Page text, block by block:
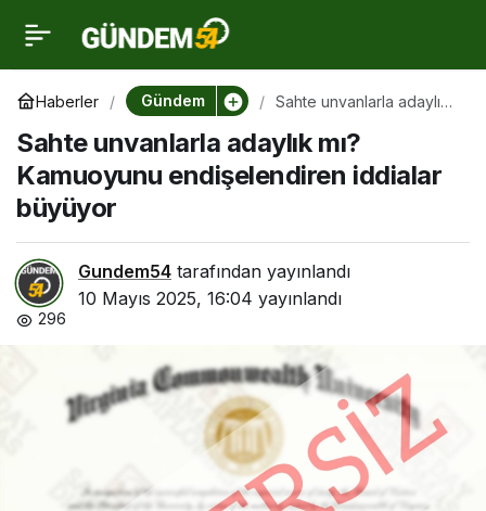
Haberler Gündem
Sahte unvanlarla adaylık
endişelendiren iddialar
büyüyor
Sahte unvanlarla adaylık mı?
Kamuoyunu endişelendiren iddialar
büyüyor
Gundem54 tarafından yayınlandı
10 Mayıs 2025, 16:04 yayınlandı
296
Sahte unvanlarla adaylık
mı? Kamuoyunu
endişelendiren iddialar
büyüyor